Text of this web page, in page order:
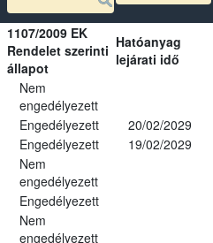
1107/2009 EK
Rendelet szerinti
állapot
Hatóanyag
lejárati idő
Nem
engedélyezett
Engedélyezett
20/02/2029
Engedélyezett
19/02/2029
Nem
engedélyezett
Engedélyezett
Nem
engedélyezett